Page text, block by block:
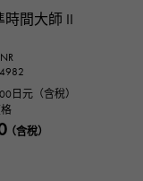
時間大師 II
日元（含稅）
（含稅）